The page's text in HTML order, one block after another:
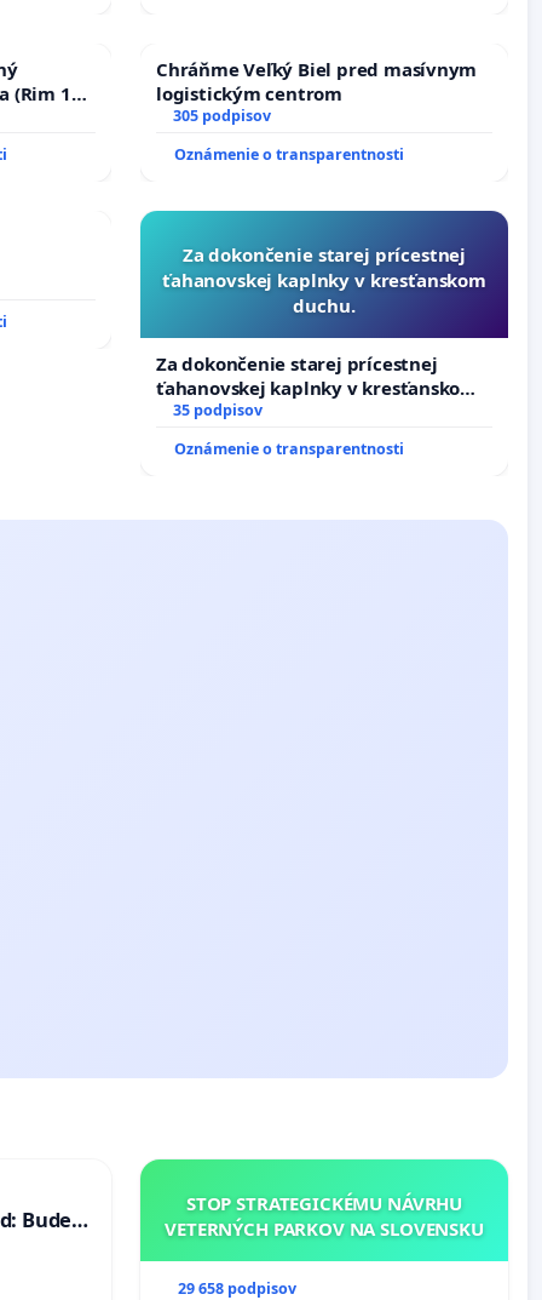
(Rim 10,
Chráňme Veľký Biel pred masívnym
logistickým centrom
305 podpisov
Oznámenie o transparentnosti
Za dokončenie starej prícestnej
ťahanovskej kaplnky v kresťanskom
duchu.
Za dokončenie starej prícestnej
ťahanovskej kaplnky v kresťanskom
duchu.
35 podpisov
Oznámenie o transparentnosti
Bude
STOP STRATEGICKÉMU NÁVRHU
VETERNÝCH PARKOV NA SLOVENSKU
29 658 podpisov